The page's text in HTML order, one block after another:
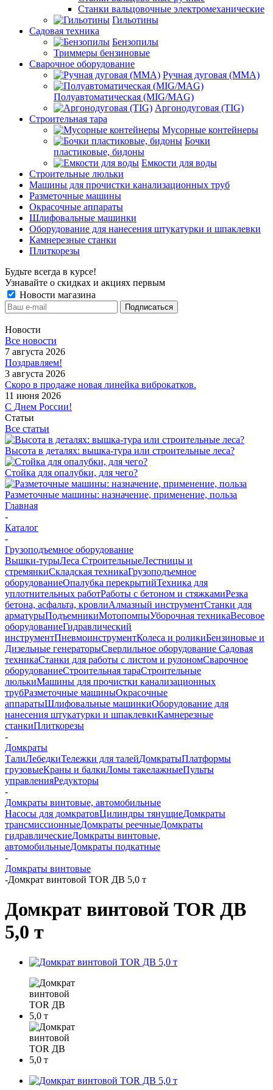
Станки вальцовочные электромеханические
Гильотины
Садовая техника
Бензопилы
Триммеры бензиновые
Сварочное оборудование
Ручная дуговая (MMA)
Полуавтоматическая (MIG/MAG)
Аргонодуговая (TIG)
Строительная тара
Мусорные контейнеры
Бочки
пластиковые, бидоны
Емкости для воды
Строительные люльки
Машины для прочистки канализационных труб
Разметочные машины
Окрасочные аппараты
Шлифовальные машинки
Оборудование для нанесения штукатурки и шпаклевки
Камнерезные станки
Плиткорезы
Будьте всегда в курсе!
Узнавайте о скидках и акциях первым
Новости магазина
Новости
Все новости
7 августа 2026
Поздравляем!
3 августа 2026
Скоро в продаже новая линейка виброкатков.
11 июня 2026
С Днем России!
Статьи
Все статьи
Высота в деталях: вышка-тура или строительные леса?
Стойка для опалубки, для чего?
Разметочные машины: назначение, применение, польза
Главная
-
Каталог
-
Грузоподъемное оборудование
Вышки-турыЛеса СтроительныеЛестницы и
стремянкиСкладская техникаГрузоподъемное
оборудованиеОпалубка перекрытийТехника для
уплотнительных работРаботы с бетоном и стяжкамиРезка
бетона, асфальта, кровлиАлмазный инструментСтанки для
арматурыПодъемникиМотопомпыУборочная техникаВесовое
оборудованиеГидравлический
инструментПневмоинструментКолеса и роликиБензиновые и
Дизельные генераторыСверлильное оборудование Садовая
техникаСтанки для работы с листом и рулономСварочное
оборудованиеСтроительная тараСтроительные
люлькиМашины для прочистки канализационных
трубРазметочные машиныОкрасочные
аппаратыШлифовальные машинкиОборудование для
нанесения штукатурки и шпаклевкиКамнерезные
станкиПлиткорезы
-
Домкраты
ТалиЛебедкиТележки для талейДомкратыПлатформы
грузовыеКраны и балкиЛомы такелажныеПульты
управленияРедукторы
-
Домкраты винтовые, автомобильные
Насосы для домкратовЦилиндры тянущиеДомкраты
трансмиссионныеДомкраты реечныеДомкраты
гидравлическиеДомкраты винтовые,
автомобильныеДомкраты подкатные
-
Домкраты винтовые
-Домкрат винтовой TOR ДВ 5,0 т
Домкрат винтовой TOR ДВ
5,0 т